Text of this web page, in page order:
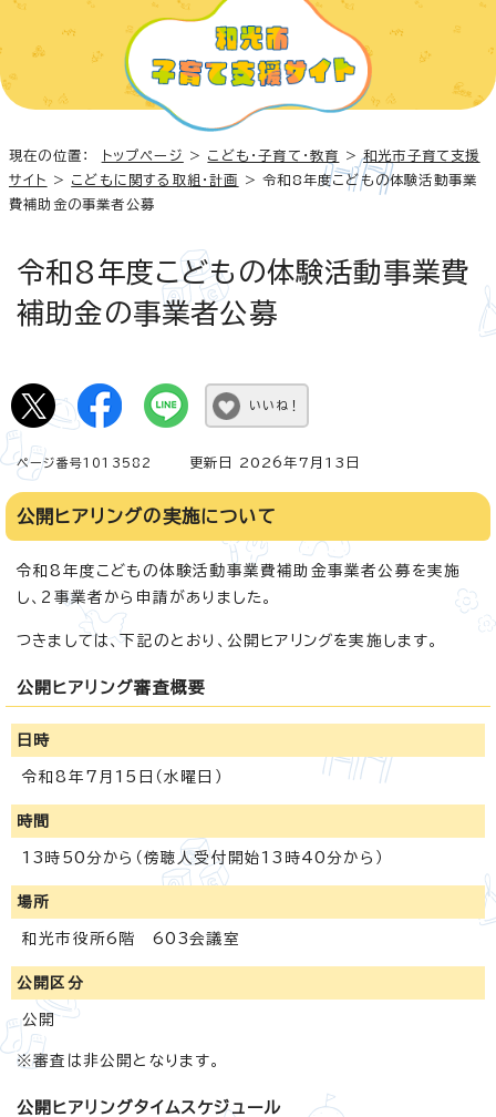
現在の位置： トップページ > こども・子育て・教育 >和光市子育て支援
サイト
> こどもに関する取組・計画
> 令和8年度こどもの体験活動事業
費補助金の事業者公募
令和8年度こどもの体験活動事業費
補助金の事業者公募
いいね！
ページ番号1013582 更新日 2026年7月13日
公開ヒアリングの実施について
令和8年度こどもの体験活動事業費補助金事業者公募を実施
し、2事業者から申請がありました。
つきましては、下記のとおり、公開ヒアリングを実施します。
公開ヒアリング審査概要
日時
令和8年7月15日（水曜日）
時間
13時50分から（傍聴人受付開始13時40分から）
場所
和光市役所6階 603会議室
公開区分
公開
※審査は非公開となります。
公開ヒアリングタイムスケジュール